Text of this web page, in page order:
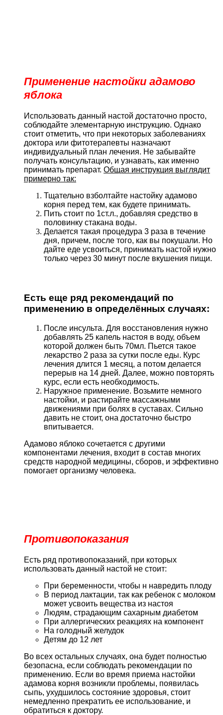
Применение настойки адамово
яблока
Использовать данный настой достаточно просто,
соблюдайте элементарную инструкцию. Однако
стоит отметить, что при некоторых заболеваниях
доктора или фитотерапевты назначают
индивидуальный план лечения. Не забывайте
получать консультацию, и узнавать, как именно
принимать препарат. Общая инструкция выглядит
примерно так:
Тщательно взболтайте настойку адамово
корня перед тем, как будете принимать.
Пить стоит по 1ст.л., добавляя средство в
половинку стакана воды.
Делается такая процедура 3 раза в течение
дня, причем, после того, как вы покушали. Но
дайте еде усвоиться, принимать настой нужно
только через 30 минут после вкушения пищи.
Есть еще ряд рекомендаций по
применению в определённых случаях:
После инсульта. Для восстановления нужно
добавлять 25 капель настоя в воду, объем
которой должен быть 70мл. Пьется такое
лекарство 2 раза за сутки после еды. Курс
лечения длится 1 месяц, а потом делается
перерыв на 14 дней. Далее, можно повторять
курс, если есть необходимость.
Наружное применение. Возьмите немного
настойки, и растирайте массажными
движениями при болях в суставах. Сильно
давить не стоит, она достаточно быстро
впитывается.
Адамово яблоко сочетается с другими
компонентами лечения, входит в состав многих
средств народной медицины, сборов, и эффективно
помогает организму человека.
Противопоказания
Есть ряд противопоказаний, при которых
использовать данный настой не стоит:
При беременности, чтобы н навредить плоду
В период лактации, так как ребенок с молоком
может усвоить вещества из настоя
Людям, страдающим сахарным диабетом
При аллергических реакциях на компонент
На голодный желудок
Детям до 12 лет
Во всех остальных случаях, она будет полностью
безопасна, если соблюдать рекомендации по
применению. Если во время приема настойки
адамова корня возникли проблемы, появилась
сыпь, ухудшилось состояние здоровья, стоит
немедленно прекратить ее использование, и
обратиться к доктору.